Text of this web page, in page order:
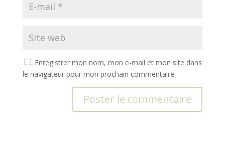
Enregistrer mon nom, mon e-mail et mon site dans
le navigateur pour mon prochain commentaire.